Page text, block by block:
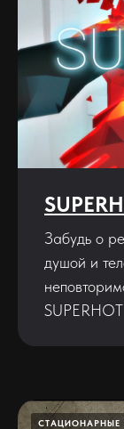
Забудь о
душой и
SUPERHOT
СТАЦИОНАРНЫЕ